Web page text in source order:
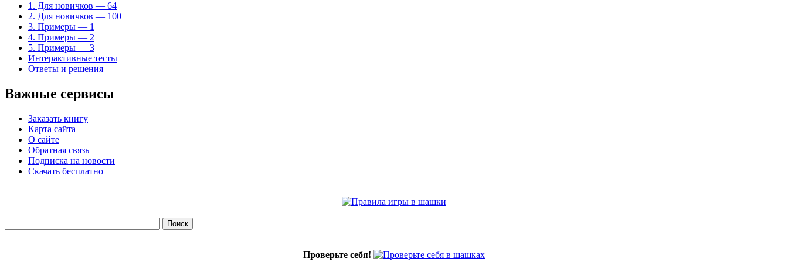
1. Для новичков — 64
2. Для новичков — 100
3. Примеры — 1
4. Примеры — 2
5. Примеры — 3
Интерактивные тесты
Ответы и решения
Важные сервисы
Заказать книгу
Карта сайта
О сайте
Обратная связь
Подписка на новости
Скачать бесплатно
Проверьте себя!